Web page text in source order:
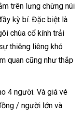
trên lưng chừng núi
kỳ bí. Đặc biệt là
chùa cổ kính trải
thiêng liêng khó
quan cũng như thắp
4 người. Và giá vé
/ người lớn và